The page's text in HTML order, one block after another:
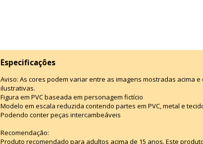
Especificações
Aviso: As cores podem variar entre as imagens mostradas acima
ilustrativas.
Figura em PVC baseada em personagem fictício
Modelo em escala reduzida contendo partes em PVC, metal e
Podendo conter peças intercambeáveis
Recomendação:
Produto recomendado para adultos acima de 15 anos. Este